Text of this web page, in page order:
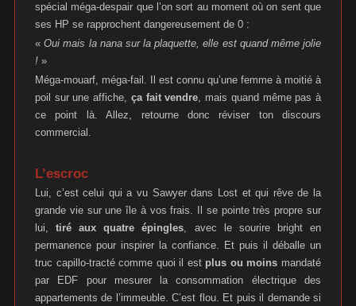
spécial méga-despair que l’on sort au moment où on sent que
ses HP se rapprochent dangereusement de 0 :
«Oui mais la nana sur la plaquette, elle est quand même jolie
! »
Méga-mouarf, méga-fail. Il est connu qu’une femme à moitié à
poil sur une affiche, ça fait vendre, mais quand même pas à
ce point là. Allez, retourne donc réviser ton discours
commercial.
L’escroc
Lui, c’est celui qui a vu Sawyer dans Lost et qui rêve de la
grande vie sur une île à vos frais. Il se pointe très propre sur
lui,tiré aux quatre épingles, avec le sourire bright en
permanence pour inspirer la confiance. Et puis il déballe un
truc capillo-tracté comme quoi il est plus ou moins mandaté
par EDF pour mesurer la consommation électrique des
appartements de l’immeuble. C’est flou. Et puis il demande si